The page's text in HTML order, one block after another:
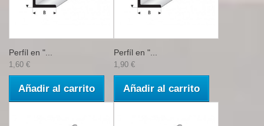
Perfíl en "...
1,60 €
Añadir al carrito
Perfíl en "...
1,90 €
Añadir al carrito